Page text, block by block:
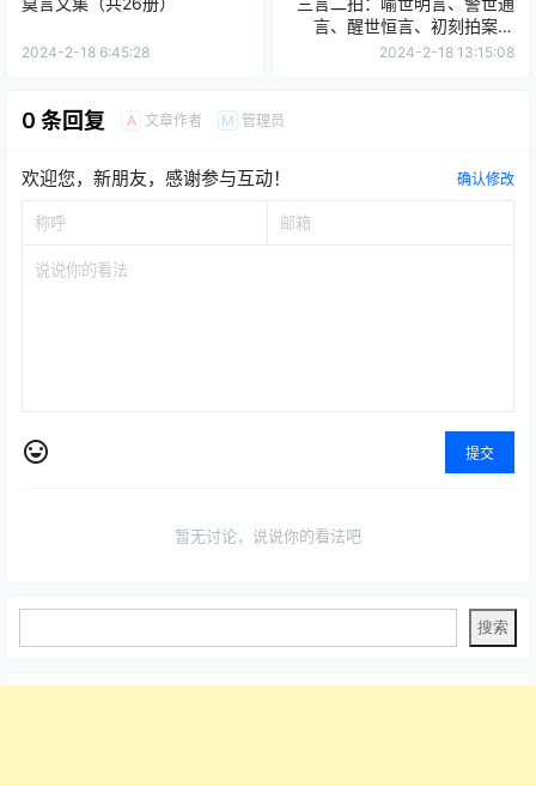
2024-2-18 6:45:28
言、醒世恒言、初刻拍案惊
奇、二刻拍案惊奇
2024-2-18 13:15:08
0 条回复 A 文章作者 M 管理员
欢迎您，新朋友，感谢参与互动！ 确认修改
提交
暂无讨论，说说你的看法吧